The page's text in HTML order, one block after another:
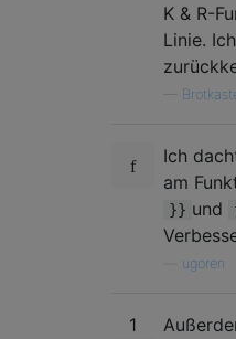
K & R-
Linie.
Ich
am
}} und
ugoren
1